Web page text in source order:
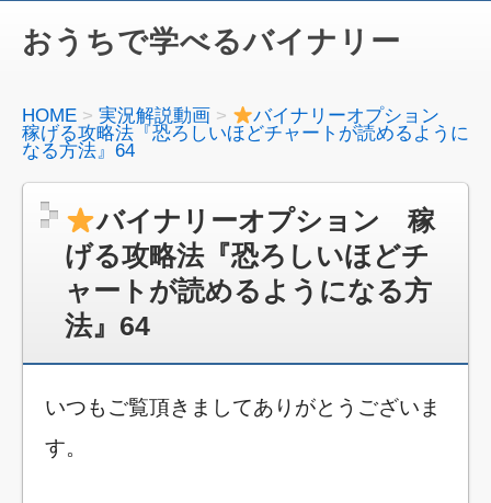
おうちで学べるバイナリー
HOME 実況解説動画
バイナリーオプション
稼げる攻略法『恐ろしいほどチャートが読めるように
なる方法』64
バイナリーオプション 稼
げる攻略法『恐ろしいほどチ
ャートが読めるようになる方
法』64
いつもご覧頂きましてありがとうございま
す。